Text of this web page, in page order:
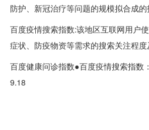
防护、新冠治疗等问题的规模拟合成的
百度疫情搜索指数:该地区互联网用户
症状、防疫物资等需求的搜索关注程度
百度健康问诊指数●百度疫情搜索指数
9.18